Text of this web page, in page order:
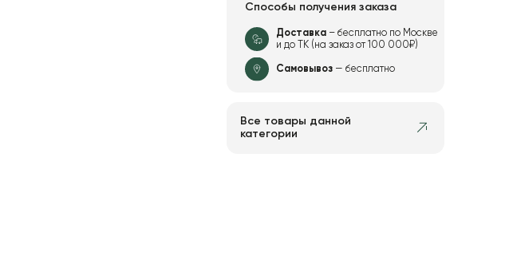
Способы получения заказа
Доставка– бесплатно по Москве
и до ТК (на заказ от 100 000₽)
Самовывоз— бесплатно
Все товары данной
категории